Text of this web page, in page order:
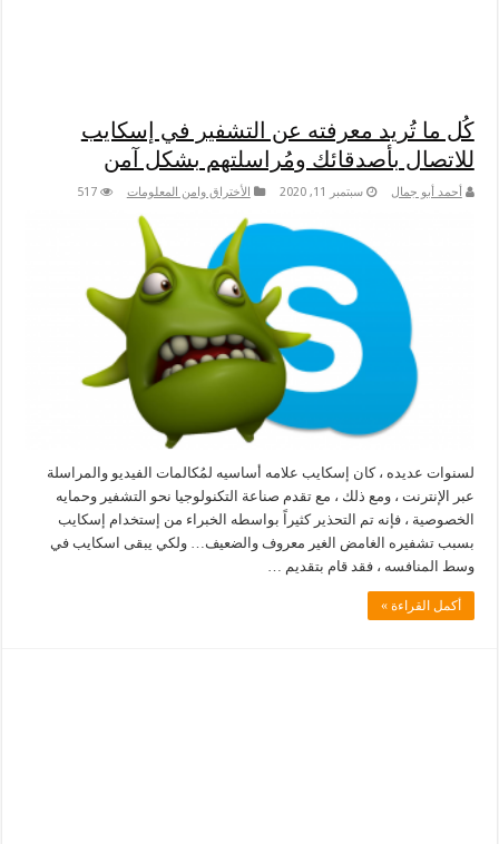
كُل ما تُريد معرفته عن التشفير في إسكايب
للاتصال بأصدقائك ومُراسلتهم بشكل آمن
أحمد أبو جمال سبتمبر 11, 2020 الأختراق وامن المعلومات 517
لسنوات عديده ، كان إسكايب علامه أساسيه لمُكالمات الفيديو والمراسلة
عبر الإنترنت ، ومع ذلك ، مع تقدم صناعة التكنولوجيا نحو التشفير وحمايه
الخصوصية ، فإنه تم التحذير كثيراً بواسطه الخبراء من إستخدام إسكايب
بسبب تشفيره الغامض الغير معروف والضعيف… ولكي يبقى اسكايب في
وسط المنافسه ، فقد قام بتقديم …
أكمل القراءة »